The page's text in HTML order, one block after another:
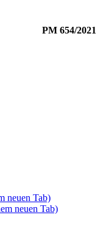
PM 654/2021
neuen Tab)
neuen Tab)